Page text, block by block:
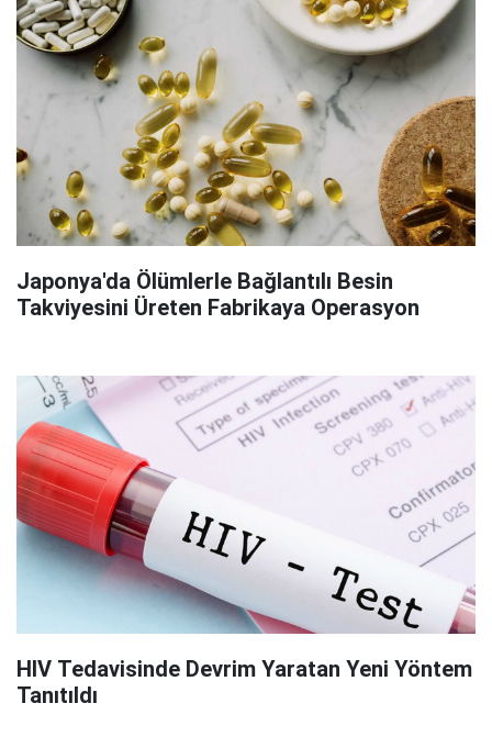
Japonya'da Ölümlerle Bağlantılı Besin
Takviyesini Üreten Fabrikaya Operasyon
HIV Tedavisinde Devrim Yaratan Yeni Yöntem
Tanıtıldı